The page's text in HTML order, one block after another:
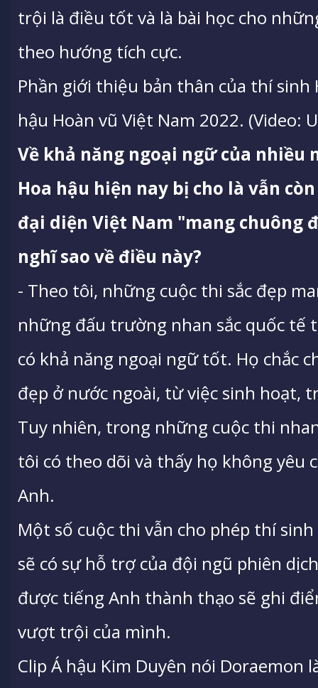
trội là điều tốt và là bài học cho
theo hướng tích cực.
Phần giới thiệu bản thân của thí
hậu Hoàn vũ Việt Nam 2022. (Video:
Về khả năng ngoại ngữ của
Hoa hậu hiện nay bị cho là vẫn
đại diện Việt Nam "mang chuông
nghĩ sao về điều này?
- Theo tôi, những cuộc thi sắc đẹp
những đấu trường nhan sắc quốc tế
có khả năng ngoại ngữ tốt. Họ chắc
đẹp ở nước ngoài, từ việc sinh
Tuy nhiên, trong những cuộc thi
tôi có theo dõi và thấy họ không yêu
Anh.
Một số cuộc thi vẫn cho phép thí
sẽ có sự hỗ trợ của đội ngũ phiên
được tiếng Anh thành thạo sẽ ghi
vượt trội của mình.
Clip Á hậu Kim Duyên nói Doraemon